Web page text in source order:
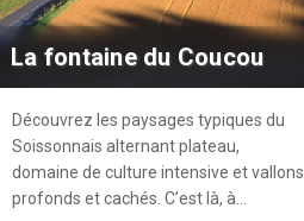
La fontaine du Coucou
Découvrez les paysages typiques du
Soissonnais alternant plateau,
domaine de culture intensive et vallons
profonds et cachés. C’est là, à